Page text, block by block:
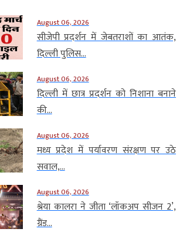
August 06, 2026
सीजेपी प्रदर्शन में जेबतराशों का आतंक,
दिल्ली पुलिस...
August 06, 2026
दिल्ली में छात्र प्रदर्शन को निशाना बनाने
की...
August 06, 2026
मध्य प्रदेश में पर्यावरण संरक्षण पर उठे
सवाल,...
August 06, 2026
श्रेया कालरा ने जीता ‘लॉकअप सीजन 2’,
ग्रैंड...